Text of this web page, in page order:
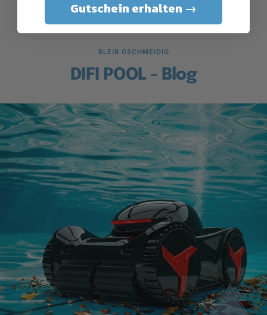
BLEIB GSCHMEIDIG
DIFI POOL - Blog
Gutschein erhalten →